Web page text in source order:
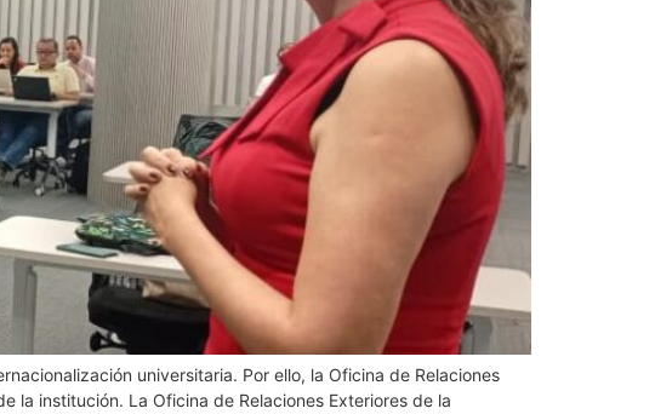
universitaria. Por ello, la Oficina de Relaciones
la institución. La Oficina de Relaciones Exteriores de la